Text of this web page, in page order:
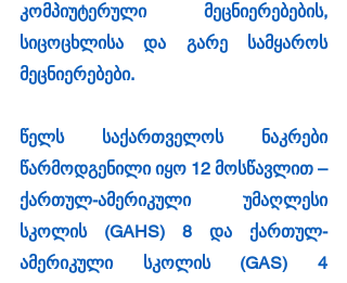
კომპიუტერული მეცნიერებების,
სიცოცხლისა და გარე სამყაროს
მეცნიერებები.
წელს საქართველოს ნაკრები
წარმოდგენილი იყო 12 მოსწავლით –
ქართულ-ამერიკული უმაღლესი
სკოლის (GAHS) 8 და ქართულ-
ამერიკული სკოლის (GAS) 4